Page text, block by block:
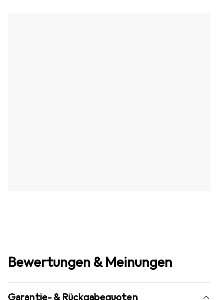
Bewertungen & Meinungen
Garantie- & Rückgabequoten